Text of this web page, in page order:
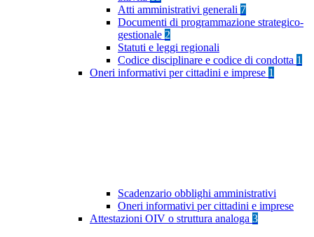
Atti amministrativi generali 7
Documenti di programmazione strategico-
gestionale 2
Statuti e leggi regionali
Codice disciplinare e codice di condotta 1
Oneri informativi per cittadini e imprese 1
Scadenzario obblighi amministrativi
Oneri informativi per cittadini e imprese
Attestazioni OIV o struttura analoga 3